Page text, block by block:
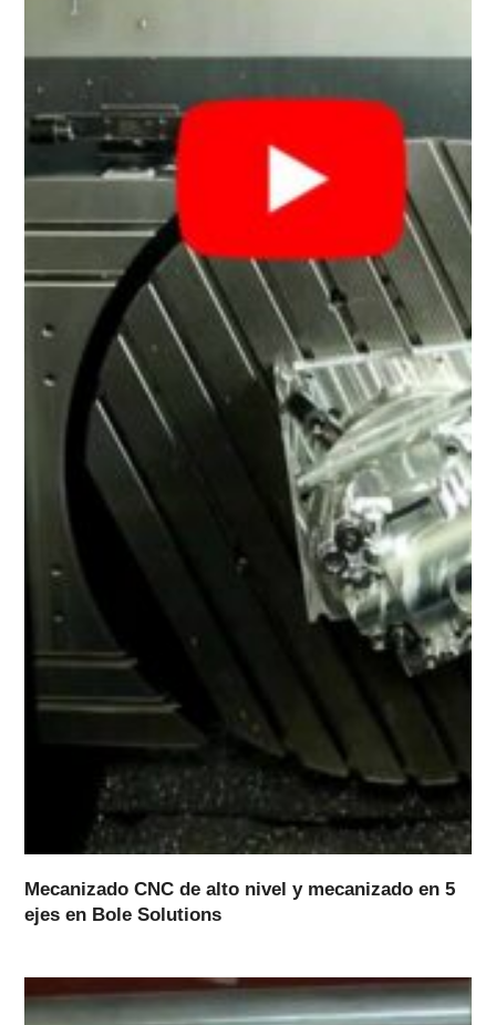
Mecanizado CNC de alto nivel y mecanizado en 5
ejes en Bole Solutions